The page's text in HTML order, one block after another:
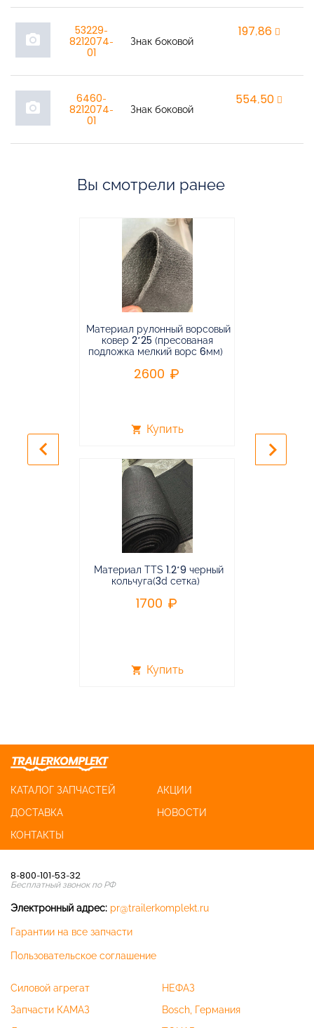
photo_camera
53229-
8212074-
01
Знак боковой
197,86
photo_camera
6460-
8212074-
01
Знак боковой
554,50
Вы смотрели ранее
Материал рулонный ворсовый
ковер 2*25 (пресованая
подложка мелкий ворс 6мм)
2600
shopping_cart Купить
Материал TTS 1.2*9 черный
кольчуга(3d сетка)
1700
shopping_cart Купить
keyboard_arrow_left keyboard_arrow_right
КАТАЛОГ ЗАПЧАСТЕЙ
АКЦИИ
ДОСТАВКА
НОВОСТИ
КОНТАКТЫ
8-800-101-53-32
Бесплатный звонок по РФ
Электронный адрес: pr@trailerkomplekt.ru
Гарантии на все запчасти
Пользовательское соглашение
Силовой агрегат
Запчасти КАМАЗ
НЕФАЗ
Bosch, Германия